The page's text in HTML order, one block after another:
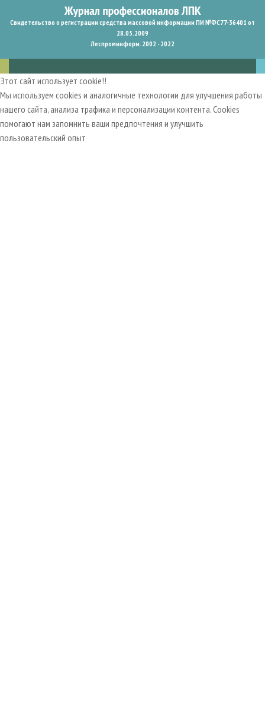
Свидетельство о регистрации средства массовой информации ПИ №ФС77-36401 от
28.05.2009
Леспроминформ. 2002 - 2022
Этот сайт использует cookie!!
Мы используем cookies и аналогичные технологии для улучшения работы
нашего сайта, анализа трафика и персонализации контента. Cookies
помогают нам запомнить ваши предпочтения и улучшить
пользовательский опыт